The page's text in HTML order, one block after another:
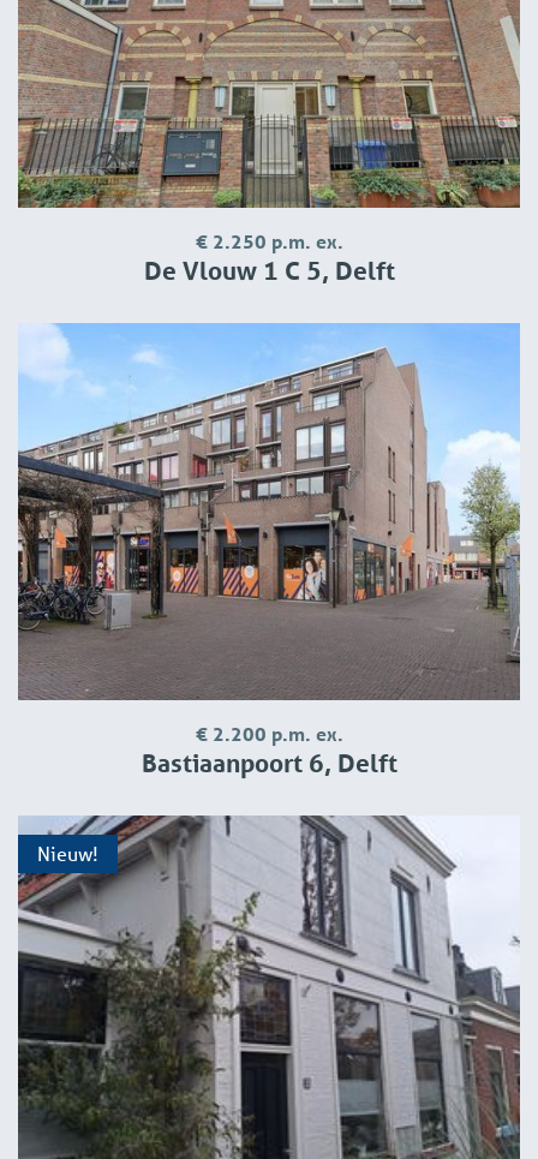
This is an offer from which no rights can be derived, as
changes are possible.
Are you interested in renting this property? We request
that you inform us by email (info@bjornd.nl) that you are
interested in a viewing appointment. We also ask you to
provide an explanation in this email about your current
situation: consider the family composition, your financial
situation and the reason that you are looking for a new
We select the best three to ten candidates who we then
invite for a viewing. If you have not heard from us after 3
working days, you have unfortunately not been selected
for the viewing round. After the viewing, you must also let
us know by e-mail whether you are actually interested in
renting the property. We will submit your request to the
landlord.
If the landlord agrees, we will draw up a rental contract in
accordance with the Real Estate Council model. We will
send this to you by email for approval, after which we will
schedule an appointment for signing as well as an
you rented (you will then receive the key from us).
€ 2.250 p.m. ex.
De Vlouw 1 C 5, Delft
€ 2.200 p.m. ex.
Bastiaanpoort 6, Delft
Nieuw!